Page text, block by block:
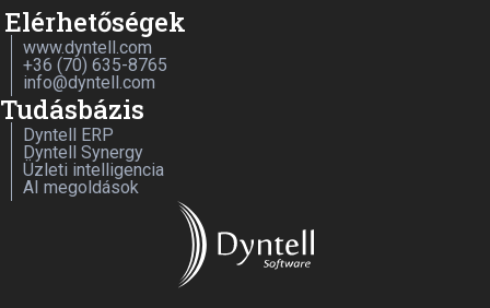
Elérhetőségek
www.dyntell.com
+36 (70) 635-8765
info@dyntell.com
Tudásbázis
Dyntell ERP
Dyntell Synergy
Üzleti intelligencia
AI megoldások